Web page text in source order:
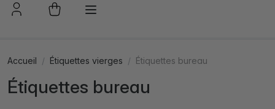
Accueil Étiquettes vierges Étiquettes bureau
Étiquettes bureau